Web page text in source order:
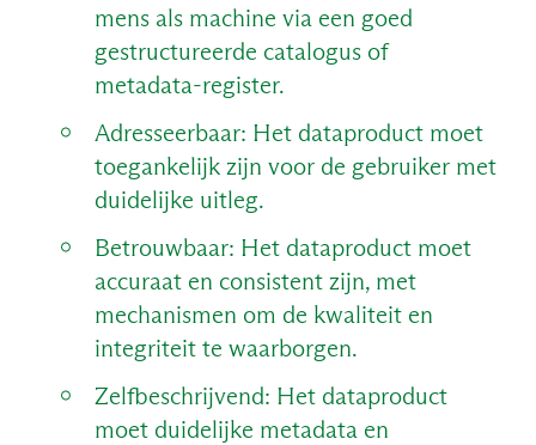
mens als machine via een goed
gestructureerde catalogus of
metadata-register.
Adresseerbaar: Het dataproduct moet
toegankelijk zijn voor de gebruiker met
duidelijke uitleg.
Betrouwbaar: Het dataproduct moet
accuraat en consistent zijn, met
mechanismen om de kwaliteit en
integriteit te waarborgen.
Zelfbeschrijvend: Het dataproduct
moet duidelijke metadata en